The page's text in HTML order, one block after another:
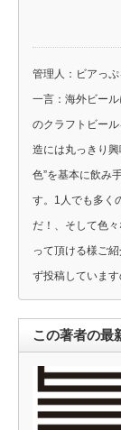
管理人：ビアっぷ
一言：海外ビー
のクラフトビー
造には丸っきり
色”を基本に飲み
す。1人でも多く
だ！、そして色
って頂ける様ご
ず投稿していま
この著者の最